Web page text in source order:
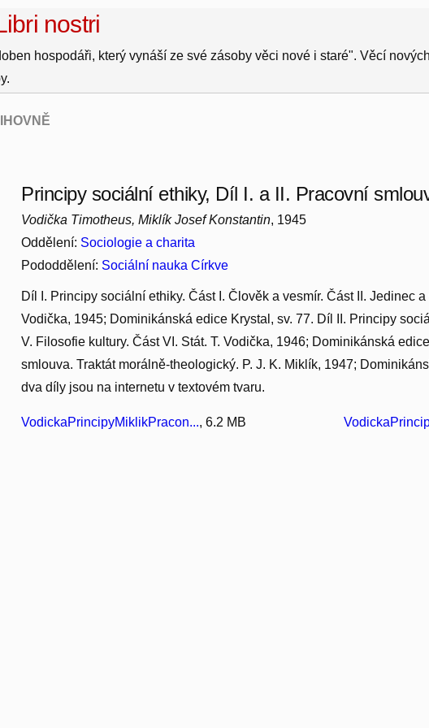
nostri
hospodáři, který vynáší ze své zásoby věci nové i staré". Věcí
Principy sociální ethiky, Díl I. a II. Pracovní
Vodička Timotheus, Miklík Josef Konstantin, 1945
Oddělení: Sociologie a charita
Pododdělení: Sociální nauka Církve
Díl I. Principy sociální ethiky. Část I. Člověk a vesmír. Část II. Jedinec
Vodička, 1945; Dominikánská edice Krystal, sv. 77. Díl II. Principy
V. Filosofie kultury. Část VI. Stát. T. Vodička, 1946; Dominikánská
smlouva. Traktát morálně-theologický. P. J. K. Miklík, 1947;
dva díly jsou na internetu v textovém tvaru.
VodickaPrincipyMiklikPracon..., 6.2 MB